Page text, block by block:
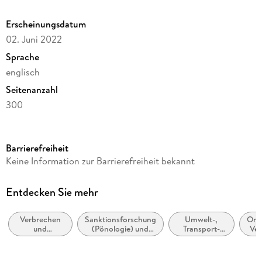
Study. - Chapter 13 Conclusion.
Erscheinungsdatum
02. Juni 2022
Sprache
englisch
Seitenanzahl
300
Autor/Autorin
Verlag/Hersteller
Abbildungen
XI, 286 p. 22 illus.
Barrierefreiheit
Keine Information zur Barrierefreiheit bekannt
Entdecken Sie mehr
Verbrechen
und
Kriminologie
Sanktionsforschung
(Pönologie) und
Strafen
Umwelt-,
Transport-
und